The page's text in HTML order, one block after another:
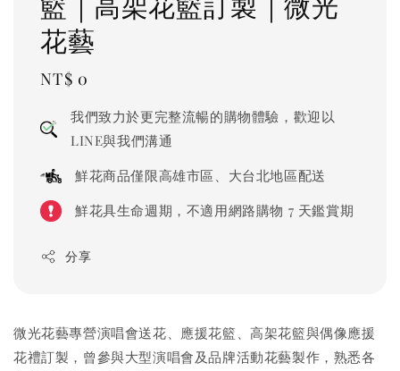
花藝
Regular
NT$ 0
我們致力於更完整流暢的購物體驗，歡迎以
LINE與我們溝通
鮮花商品僅限高雄市區、大台北地區配送
鮮花具生命週期，不適用網路購物 7 天鑑賞期
分享
微光花藝專營演唱會送花、應援花籃、高架花籃與偶像應援
花禮訂製，曾參與大型演唱會及品牌活動花藝製作，熟悉各